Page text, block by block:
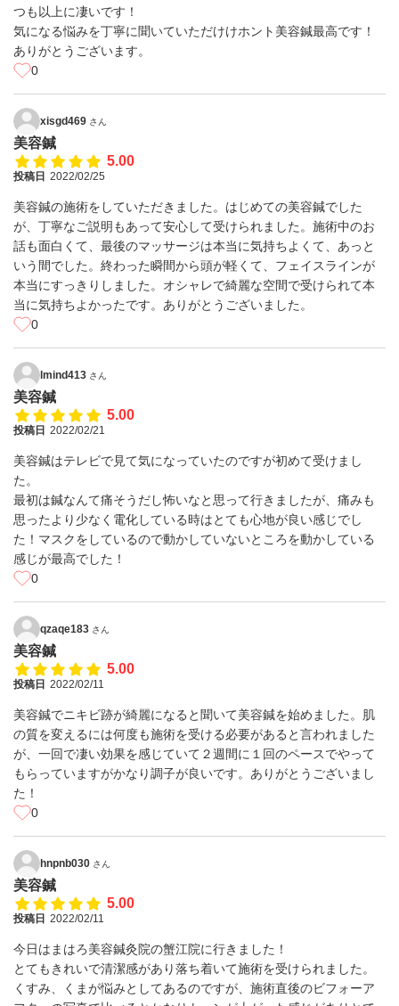
つも以上に凄いです！
気になる悩みを丁寧に聞いていただけけホント美容鍼最高です！
ありがとうございます。
0
xisgd469 さん
美容鍼
5.00
投稿日 2022/02/25
美容鍼の施術をしていただきました。はじめての美容鍼でした
が、丁寧なご説明もあって安心して受けられました。施術中のお
話も面白くて、最後のマッサージは本当に気持ちよくて、あっと
いう間でした。終わった瞬間から頭が軽くて、フェイスラインが
本当にすっきりしました。オシャレで綺麗な空間で受けられて本
当に気持ちよかったです。ありがとうございました。
0
lmind413 さん
美容鍼
5.00
投稿日 2022/02/21
美容鍼はテレビで見て気になっていたのですが初めて受けまし
た。
最初は鍼なんて痛そうだし怖いなと思って行きましたが、痛みも
思ったより少なく電化している時はとても心地が良い感じでし
た！マスクをしているので動かしていないところを動かしている
感じが最高でした！
0
qzaqe183 さん
美容鍼
5.00
投稿日 2022/02/11
美容鍼でニキビ跡が綺麗になると聞いて美容鍼を始めました。肌
の質を変えるには何度も施術を受ける必要があると言われました
が、一回で凄い効果を感じていて２週間に１回のペースでやって
もらっていますがかなり調子が良いです。ありがとうございまし
た！
0
hnpnb030 さん
美容鍼
5.00
投稿日 2022/02/11
今日はまはろ美容鍼灸院の蟹江院に行きました！
とてもきれいで清潔感があり落ち着いて施術を受けられました。
くすみ、くまが悩みとしてあるのですが、施術直後のビフォーア